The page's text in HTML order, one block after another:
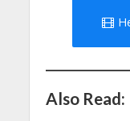
Also Read: